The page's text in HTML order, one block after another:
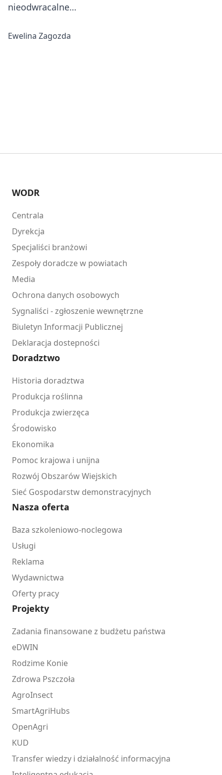
nieodwracalne…
Ewelina Zagozda
WODR
Centrala
Dyrekcja
Specjaliści branżowi
Zespoły doradcze w powiatach
Media
Ochrona danych osobowych
Sygnaliści - zgłoszenie wewnętrzne
Biuletyn Informacji Publicznej
Deklaracja dostepności
Doradztwo
Historia doradztwa
Produkcja roślinna
Produkcja zwierzęca
Środowisko
Ekonomika
Pomoc krajowa i unijna
Rozwój Obszarów Wiejskich
Sieć Gospodarstw demonstracyjnych
Nasza oferta
Baza szkoleniowo-noclegowa
Usługi
Reklama
Wydawnictwa
Oferty pracy
Projekty
Zadania finansowane z budżetu państwa
eDWIN
Rodzime Konie
Zdrowa Pszczoła
AgroInsect
SmartAgriHubs
OpenAgri
KUD
Transfer wiedzy i działalność informacyjna